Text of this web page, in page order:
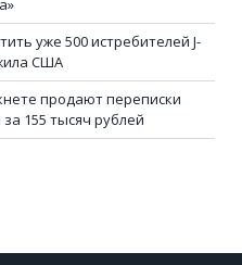
уже 500 истребителей J-
США
продают переписки
155 тысяч рублей